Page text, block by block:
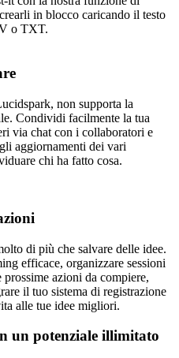
in blocco caricando il testo
o TXT.
non supporta la
Condividi facilmente la tua
via chat con i collaboratori e
aggiornamenti dei vari
chi ha fatto cosa.
di più che salvare delle idee.
efficace, organizzare sessioni
azioni da compiere,
il tuo sistema di registrazione
alle tue idee migliori.
un potenziale illimitato